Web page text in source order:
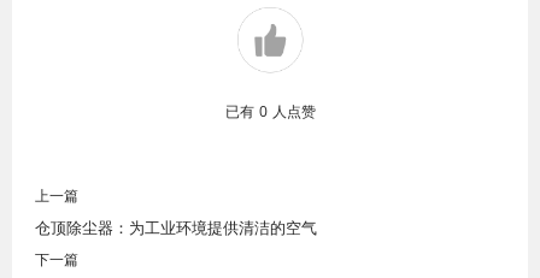
已有 0 人点赞
上一篇
仓顶除尘器：为工业环境提供清洁的空气
下一篇